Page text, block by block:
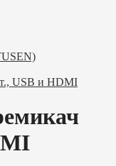
USB и HDMI